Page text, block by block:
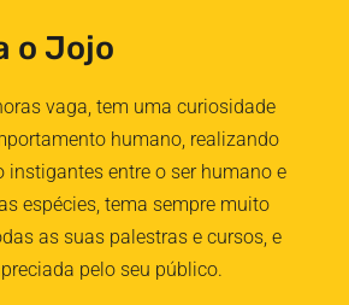
o Jojo
vaga, tem uma curiosidade
humano, realizando
instigantes entre o ser humano e
espécies, tema sempre muito
as suas palestras e cursos, e
pelo seu público.